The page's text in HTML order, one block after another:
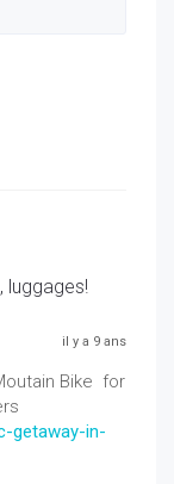
luggages!
il y a 9 ans
Bike for
getaway-in-